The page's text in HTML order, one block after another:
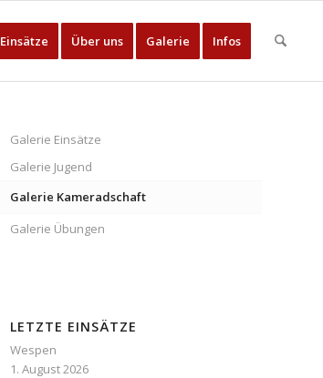
Einsätze Über uns Galerie Infos
Galerie Einsätze
Galerie Jugend
Galerie Kameradschaft
Galerie Übungen
LETZTE EINSÄTZE
Wespen
1. August 2026